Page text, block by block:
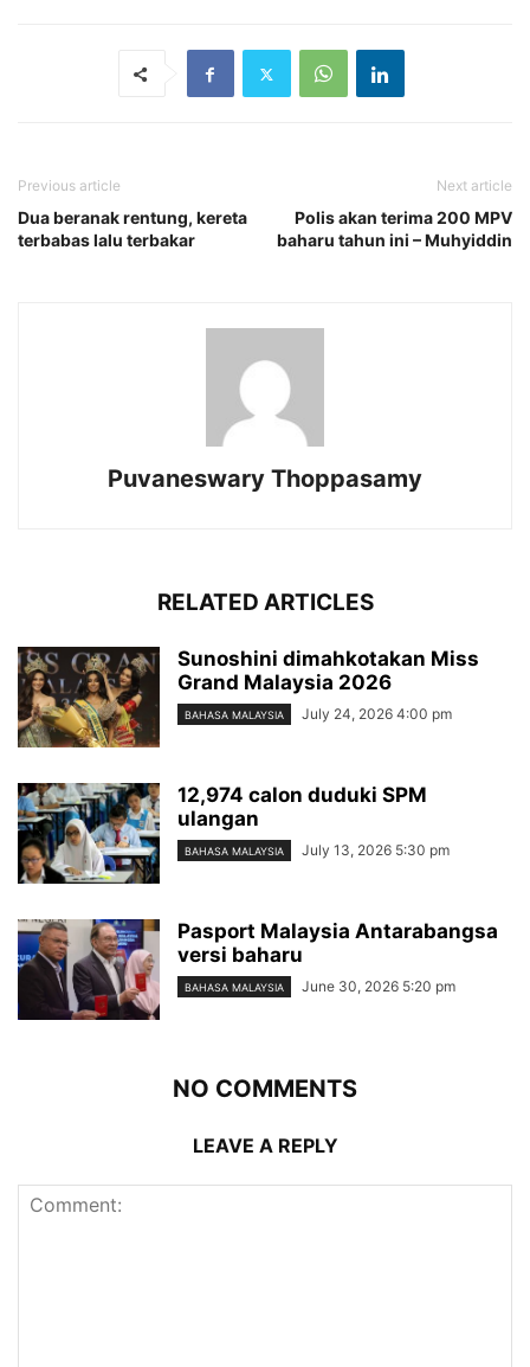
Previous article
Dua beranak rentung, kereta
terbabas lalu terbakar
Next article
Polis akan terima 200 MPV
baharu tahun ini – Muhyiddin
Puvaneswary Thoppasamy
RELATED ARTICLES
Sunoshini dimahkotakan Miss
Grand Malaysia 2026
BAHASA MALAYSIA July 24, 2026 4:00 pm
12,974 calon duduki SPM
ulangan
BAHASA MALAYSIA July 13, 2026 5:30 pm
Pasport Malaysia Antarabangsa
versi baharu
BAHASA MALAYSIA June 30, 2026 5:20 pm
NO COMMENTS
LEAVE A REPLY